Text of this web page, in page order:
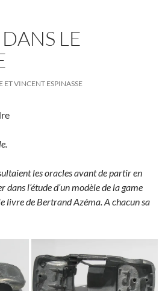
LE
ET VINCENT ESPINASSE
les oracles avant de partir en
l’étude d’un modèle de la game
livre de Bertrand Azéma. A chacun sa